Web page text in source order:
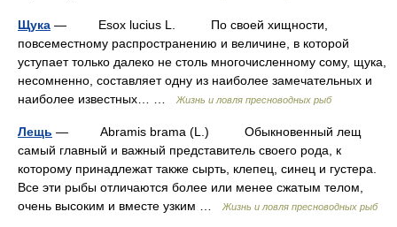
Щука — Esox lucius L. По своей хищности,
повсеместному распространению и величине, в которой
уступает только далеко не столь многочисленному сому, щука,
несомненно, составляет одну из наиболее замечательных и
наиболее известных… …
Жизнь и ловля пресноводных рыб
Лещь — Abramis brama (L.) Обыкновенный лещ
самый главный и важный представитель своего рода, к
которому принадлежат также сырть, клепец, синец и густера.
Все эти рыбы отличаются более или менее сжатым телом,
очень высоким и вместе узким …
Жизнь и ловля пресноводных рыб